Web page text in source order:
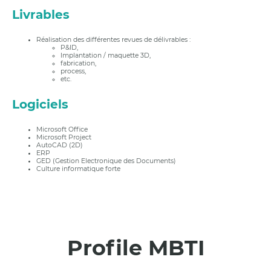
Livrables
Réalisation des différentes revues de délivrables :
P&ID,
Implantation / maquette 3D,
fabrication,
process,
etc.
Logiciels
Microsoft Office
Microsoft Project
AutoCAD (2D)
ERP
GED (Gestion Electronique des Documents)
Culture informatique forte
Profile MBTI